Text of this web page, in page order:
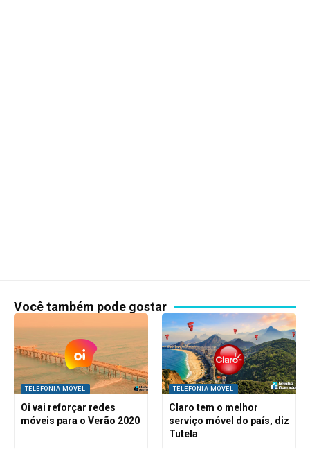
Você também pode gostar
TELEFONIA MÓVEL
Oi vai reforçar redes
móveis para o Verão 2020
TELEFONIA MÓVEL
Claro tem o melhor
serviço móvel do país, diz
Tutela